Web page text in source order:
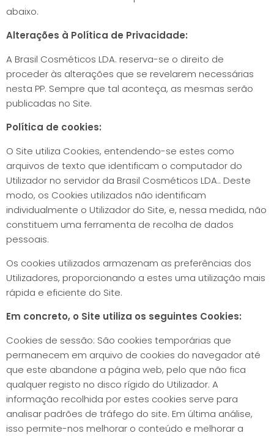
abaixo.
Alterações à Política de Privacidade:
A Brasil Cosméticos LDA. reserva-se o direito de
proceder às alterações que se revelarem necessárias
nesta PP. Sempre que tal aconteça, as mesmas serão
publicadas no Site.
Política de cookies:
O Site utiliza Cookies, entendendo-se estes como
arquivos de texto que identificam o computador do
Utilizador no servidor da Brasil Cosméticos LDA.. Deste
modo, os Cookies utilizados não identificam
individualmente o Utilizador do Site, e, nessa medida, não
constituem uma ferramenta de recolha de dados
pessoais.
Os cookies utilizados armazenam as preferências dos
Utilizadores, proporcionando a estes uma utilização mais
rápida e eficiente do Site.
Em concreto, o Site utiliza os seguintes Cookies:
Cookies de sessão: São cookies temporárias que
permanecem em arquivo de cookies do navegador até
que este abandone a página web, pelo que não fica
qualquer registo no disco rígido do Utilizador. A
informação recolhida por estes cookies serve para
analisar padrões de tráfego do site. Em última análise,
isso permite-nos melhorar o conteúdo e melhorar a